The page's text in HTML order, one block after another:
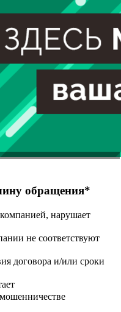
обращения*
нарушает
не соответствуют
договора и/или сроки